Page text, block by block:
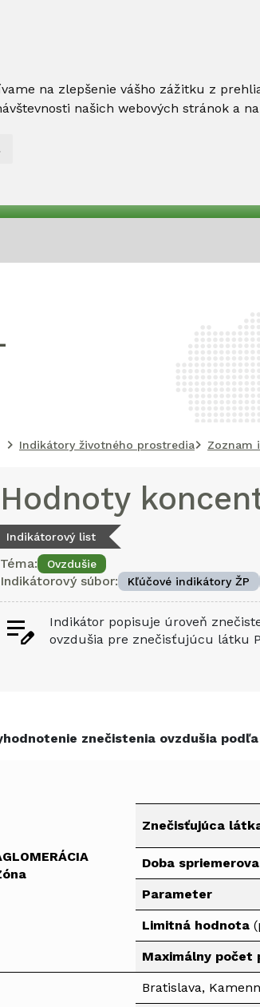
na zlepšenie vášho zážitku z
našich webových stránok a
Indikátory životného prostredia Zoznam
Hodnoty
Indikátorový list
Téma: Ovzdušie
Indikátorový súbor: Kľúčové indikátory ŽP
Indikátor popisuje úroveň
ovzdušia pre znečisťujúcu látku
znečistenia ovzdušia
Znečisťujúca
Doba
Parameter
Limitná hodnota
Maximálny počet
Bratislava,